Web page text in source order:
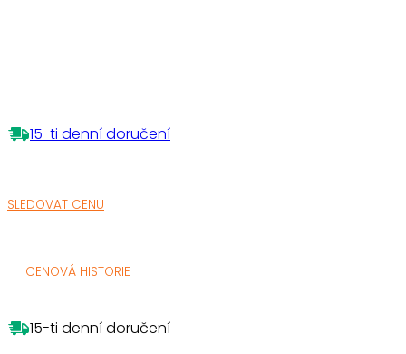
15-ti denní doručení
SLEDOVAT CENU
CENOVÁ HISTORIE
15-ti denní doručení